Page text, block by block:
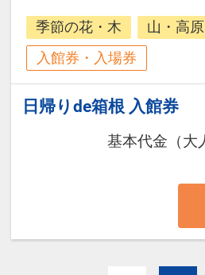
季節の花・木
山・高原
入館券・入場券
日帰りde箱根 入館券
基本代金（大